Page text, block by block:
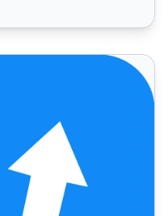
à jour & correctifs en